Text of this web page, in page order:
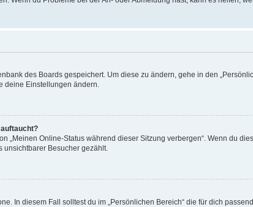
des Boards gespeichert. Um diese zu ändern, gehe in den
deine Einstellungen ändern.
„Meinen Online-Status während dieser Sitzung verbergen“. Wenn du
unsichtbarer Besucher gezählt.
In diesem Fall solltest du im „Persönlichen Bereich“ die für dich